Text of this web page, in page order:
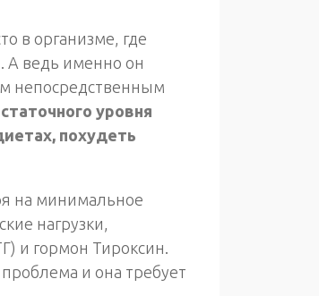
в организме, где
А ведь именно он
непосредственным
уровня
похудеть
на минимальное
нагрузки,
и гормон Тироксин.
и она требует